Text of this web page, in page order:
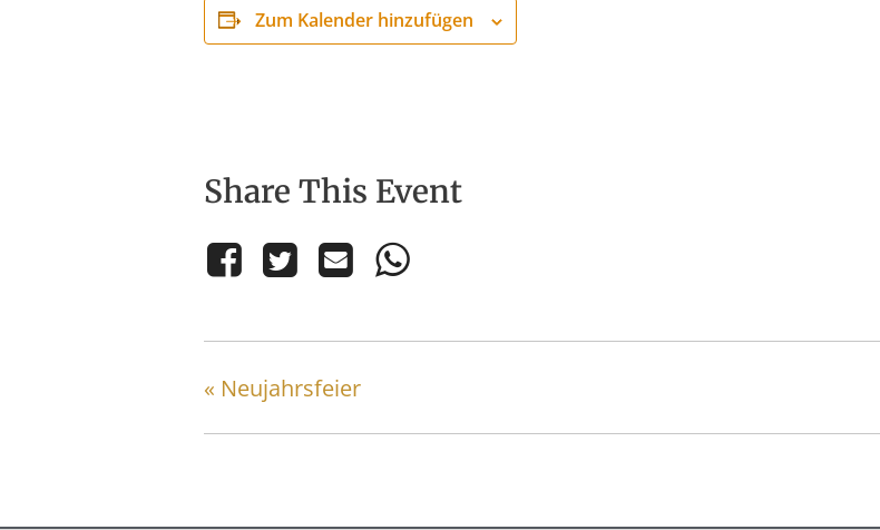
Zum Kalender hinzufügen
Share This Event
« Neujahrsfeier